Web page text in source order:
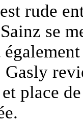
rude
se
place